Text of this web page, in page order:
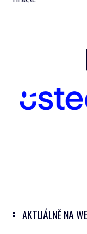
AKTUÁLNĚ NA